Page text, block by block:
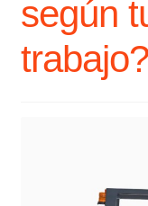
según
trabajo?